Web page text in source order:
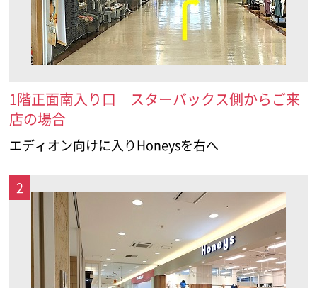
1階正面南入り口 スターバックス側からご来
店の場合
エディオン向けに入りHoneysを右へ
2